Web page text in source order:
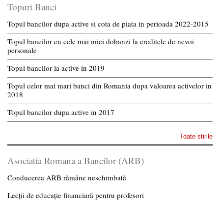
Topuri Banci
Topul bancilor dupa active si cota de piata in perioada 2022-2015
Topul bancilor cu cele mai mici dobanzi la creditele de nevoi
personale
Topul bancilor la active in 2019
Topul celor mai mari banci din Romania dupa valoarea activelor in
2018
Topul bancilor dupa active in 2017
Toate stirile
Asociatia Romana a Bancilor (ARB)
Conducerea ARB rămâne neschimbată
Lecții de educație financiară pentru profesori